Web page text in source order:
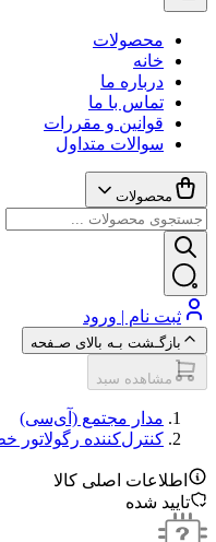
محصولات
خانه
درباره ما
تماس با ما
قوانین و مقررات
سوالات متداول
محصولات
ثبت نام | ورود
بازگـشت بـه بالای صـفحه
مشاهده سبد
مدار مجتمع (آی‌سی‌)
کنترل‌کننده رگولاتور
اطلاعات اصلی کالا
تایید شده